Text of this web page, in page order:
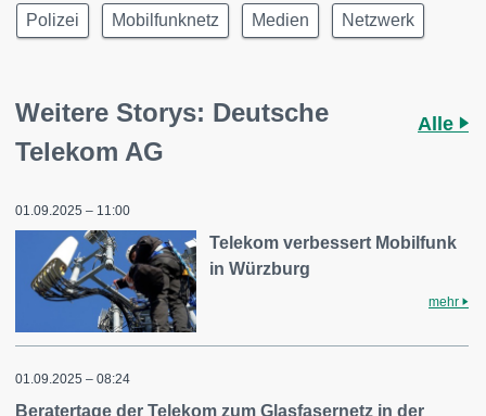
Polizei Mobilfunknetz Medien Netzwerk
Weitere Storys: Deutsche
Telekom AG
Alle
01.09.2025 – 11:00
Telekom verbessert Mobilfunk
in Würzburg
mehr
01.09.2025 – 08:24
Beratertage der Telekom zum Glasfasernetz in der